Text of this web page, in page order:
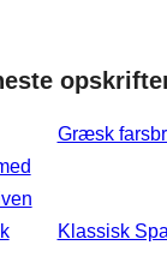
Græsk
Klassisk